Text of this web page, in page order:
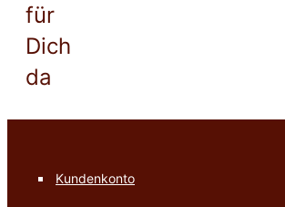
für
Dich
da
Kundenkonto